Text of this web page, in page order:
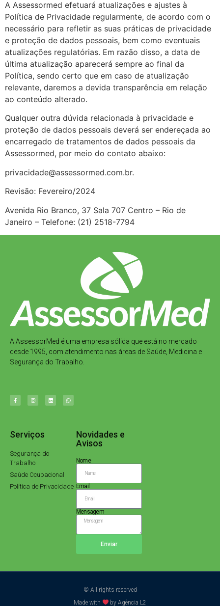
A Assessormed efetuará atualizações e ajustes à
Política de Privacidade regularmente, de acordo com o
necessário para refletir as suas práticas de privacidade
e proteção de dados pessoais, bem como eventuais
atualizações regulatórias. Em razão disso, a data de
última atualização aparecerá sempre ao final da
Política, sendo certo que em caso de atualização
relevante, daremos a devida transparência em relação
ao conteúdo alterado.
Qualquer outra dúvida relacionada à privacidade e
proteção de dados pessoais deverá ser endereçada ao
encarregado de tratamentos de dados pessoais da
Assessormed, por meio do contato abaixo:
privacidade@assessormed.com.br.
Revisão: Fevereiro/2024
Avenida Rio Branco, 37 Sala 707 Centro – Rio de
Janeiro – Telefone: (21) 2518-7794
A AssessorMed é uma empresa sólida que está no mercado
desde 1995, com atendimento nas áreas de Saúde, Medicina e
Segurança do Trabalho.
Serviços
Segurança do
Trabalho
Saúde Ocupacional
Política de Privacidade
Novidades e
Avisos
Nome
Email
Mensagem
Enviar
© All rights reserved
Made with
by Agência L2